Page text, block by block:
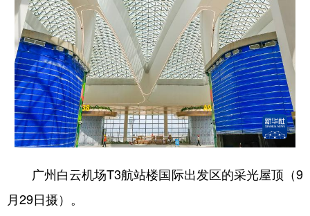
广州白云机场T3航站楼国际出发区的采光屋顶（9
月29日摄）。